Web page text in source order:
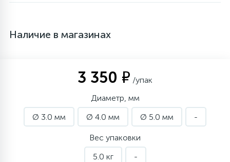
Наличие в магазинах
3 350 ₽ /упак
Диаметр, мм
Ø 3.0 мм
Ø 4.0 мм Ø 5.0 мм -
Вес упаковки
5.0 кг
-